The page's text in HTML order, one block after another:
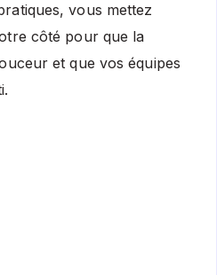
vous mettez
côté pour que la
et que vos équipes